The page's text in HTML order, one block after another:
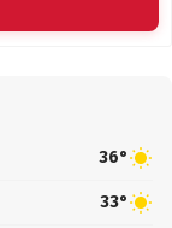
36°
33°